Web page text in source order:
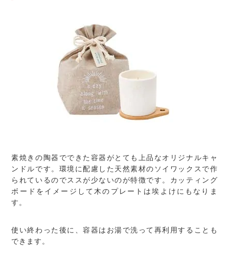
素焼きの陶器でできた容器がとても上品なオリジナルキャ
ンドルです。環境に配慮した天然素材のソイワックスで作
られているのでススが少ないのが特徴です。カッティング
ボードをイメージして木のプレートは埃よけにもなりま
す。
使い終わった後に、容器はお湯で洗って再利用することも
できます。